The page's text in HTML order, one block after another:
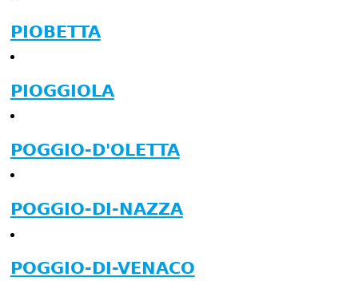
PIOBETTA
PIOGGIOLA
POGGIO-D'OLETTA
POGGIO-DI-NAZZA
POGGIO-DI-VENACO